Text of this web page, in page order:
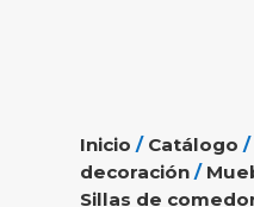
Inicio / Catálogo /
decoración /
Sillas de